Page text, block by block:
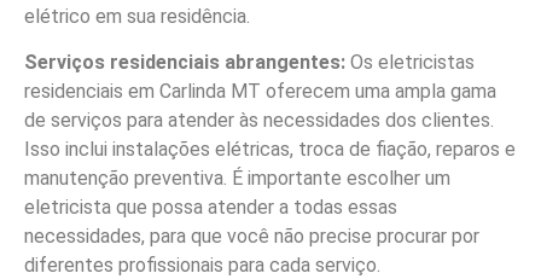
elétrico em sua residência.
Serviços residenciais abrangentes: Os eletricistas
residenciais em Carlinda MT oferecem uma ampla gama
de serviços para atender às necessidades dos clientes.
Isso inclui instalações elétricas, troca de fiação, reparos e
manutenção preventiva. É importante escolher um
eletricista que possa atender a todas essas
necessidades, para que você não precise procurar por
diferentes profissionais para cada serviço.